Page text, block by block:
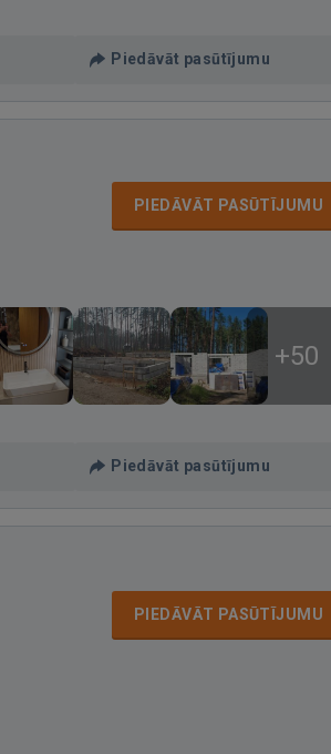
Piedāvāt pasūtījumu
PIEDĀVĀT PASŪTĪJUMU
+50
Piedāvāt pasūtījumu
PIEDĀVĀT PASŪTĪJUMU